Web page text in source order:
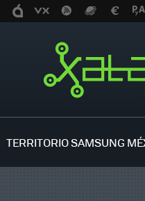
TERRITORIO SAMSUNG